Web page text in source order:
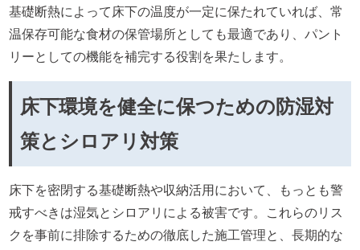
基礎断熱によって床下の温度が一定に保たれていれば、常
温保存可能な食材の保管場所としても最適であり、パント
リーとしての機能を補完する役割を果たします。
床下環境を健全に保つための防湿対
策とシロアリ対策
床下を密閉する基礎断熱や収納活用において、もっとも警
戒すべきは湿気とシロアリによる被害です。これらのリス
クを事前に排除するための徹底した施工管理と、長期的な